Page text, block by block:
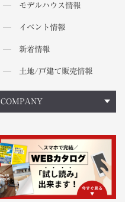
モデルハウス情報
イベント情報
新着情報
土地/戸建て販売情報
COMPANY